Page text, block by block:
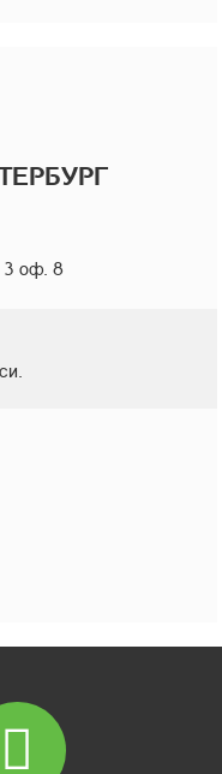
3 оф. 8